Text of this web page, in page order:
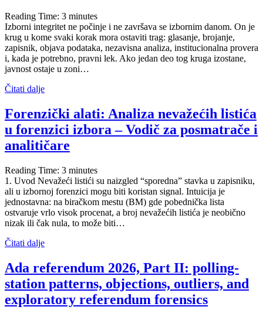
Reading Time: 3 minutes
Izborni integritet ne počinje i ne završava se izbornim danom. On je
krug u kome svaki korak mora ostaviti trag: glasanje, brojanje,
zapisnik, objava podataka, nezavisna analiza, institucionalna provera
i, kada je potrebno, pravni lek. Ako jedan deo tog kruga izostane,
javnost ostaje u zoni…
Čitati dalje
Forenzički alati: Analiza nevažećih listića
u forenzici izbora – Vodič za posmatrače i
analitičare
Reading Time: 3 minutes
1. Uvod Nevažeći listići su naizgled “sporedna” stavka u zapisniku,
ali u izbornoj forenzici mogu biti koristan signal. Intuicija je
jednostavna: na biračkom mestu (BM) gde pobednička lista
ostvaruje vrlo visok procenat, a broj nevažećih listića je neobično
nizak ili čak nula, to može biti…
Čitati dalje
Ada referendum 2026, Part II: polling-
station patterns, objections, outliers, and
exploratory referendum forensics